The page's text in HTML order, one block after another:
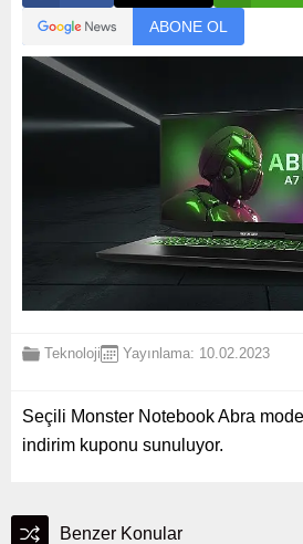
ABONE OL
Teknoloji Yayınlama: 10.02.2023
Seçili Monster Notebook Abra
indirim kuponu sunuluyor.
Benzer Konular